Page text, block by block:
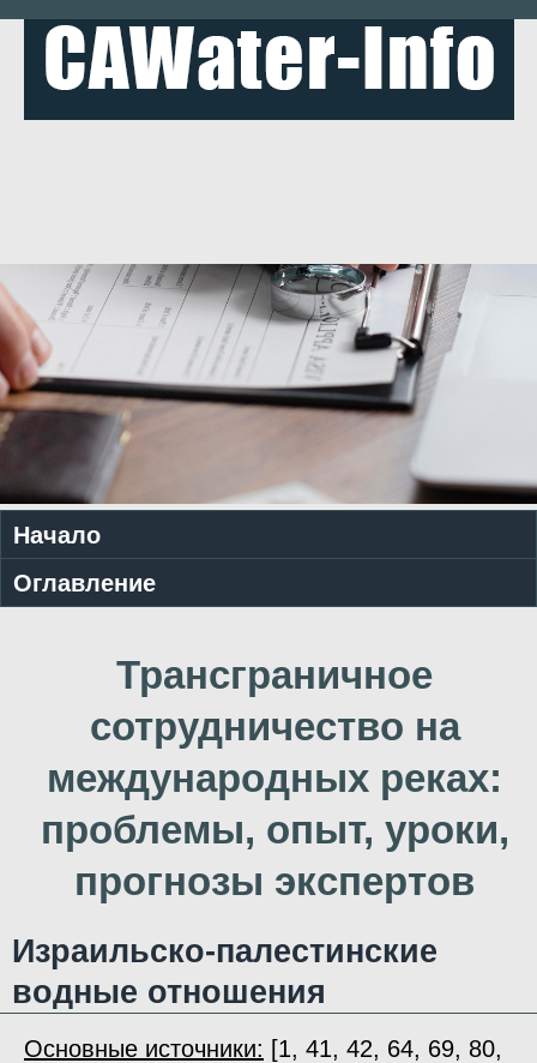
Начало
Оглавление
Трансграничное
сотрудничество на
международных реках:
проблемы, опыт, уроки,
прогнозы экспертов
Израильско-палестинские
водные отношения
Основные источники: [1, 41, 42, 64, 69, 80,